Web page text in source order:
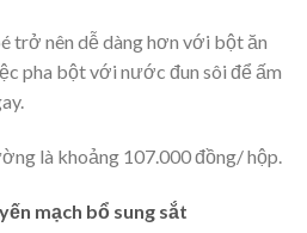
trở nên dễ dàng hơn với bột ăn
pha bột với nước đun sôi để ấm
là khoảng 107.000 đồng/ hộp.
mạch bổ sung sắt